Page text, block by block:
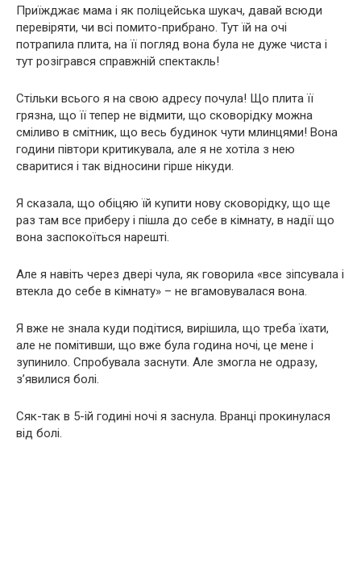
Приїжджає мама і як поліцейська шукач, давай всюди
перевіряти, чи всі помито-прибрано. Тут їй на очі
потрапила плита, на її погляд вона була не дуже чиста і
тут розігрався справжній спектакль!
Стільки всього я на свою адресу почула! Що плита її
грязна, що її тепер не відмити, що сковорідку можна
сміливо в смітник, що весь будинок чути млинцями! Вона
години півтори критикувала, але я не хотіла з нею
сваритися і так відносини гірше нікуди.
Я сказала, що обіцяю їй купити нову сковорідку, що ще
раз там все приберу і пішла до себе в кімнату, в надії що
вона заспокоїться нарешті.
Але я навіть через двері чула, як говорила «все зіпсувала і
втекла до себе в кімнату» – не вгамовувалася вона.
Я вже не знала куди подітися, вирішила, що треба їхати,
але не помітивши, що вже була година ночі, це мене і
зупинило. Спробувала заснути. Але змогла не одразу,
з’явилися болі.
Сяк-так в 5-ій годині ночі я заснула. Вранці прокинулася
від болі.